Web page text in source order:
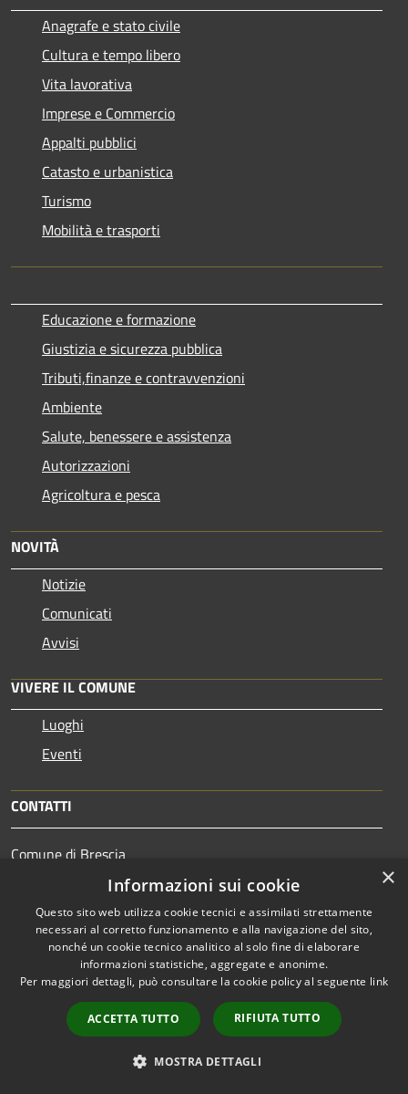
Anagrafe e stato civile
Cultura e tempo libero
Vita lavorativa
Imprese e Commercio
Appalti pubblici
Catasto e urbanistica
Turismo
Mobilità e trasporti
Educazione e formazione
Giustizia e sicurezza pubblica
Tributi,finanze e contravvenzioni
Ambiente
Salute, benessere e assistenza
Autorizzazioni
Agricoltura e pesca
NOVITÀ
Notizie
Comunicati
Avvisi
VIVERE IL COMUNE
Luoghi
Eventi
CONTATTI
Comune di Brescia
Piazza della Loggia, 1 - 25121 Brescia
Codice Fiscale: 00761890177
Partita IVA: 00761890177
PEC:
protocollogenerale@pec.comune.brescia.it
Centralino Unico: 030/29771
×
Informazioni sui cookie
Questo sito web utilizza cookie tecnici e assimilati strettamente
necessari al corretto funzionamento e alla navigazione del sito,
nonché un cookie tecnico analitico al solo fine di elaborare
informazioni statistiche, aggregate e anonime.
Per maggiori dettagli, può consultare la cookie policy al seguente link
ACCETTA TUTTO RIFIUTA TUTTO
MOSTRA DETTAGLI